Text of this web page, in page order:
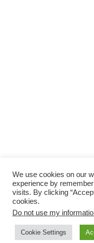
We use cookies on our
experience by
visits. By clicking
cookies.
Do not use my
Cookie Settings